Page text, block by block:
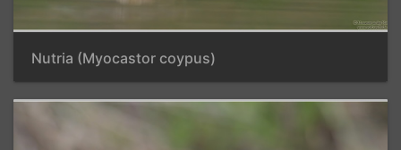
Nutria (Myocastor coypus)